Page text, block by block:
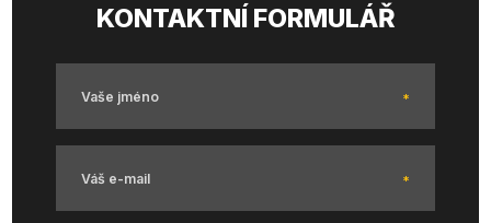
KONTAKTNÍ FORMULÁŘ
Vaše jméno *
Váš e-mail *